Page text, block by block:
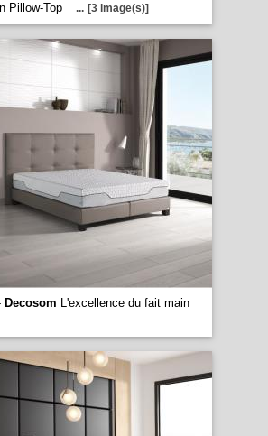
Pillow-Top
... [3 image(s)]
Decosom L'excellence du fait main